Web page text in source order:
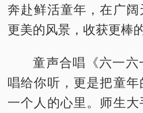
奔赴鲜活童年，在广
更美的风景，收获更棒
童声合唱《六一
唱给你听，更是把童
一个人的心里。师生